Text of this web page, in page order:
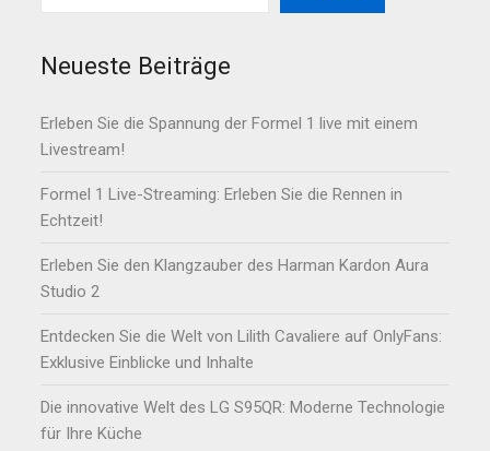
Neueste Beiträge
Erleben Sie die Spannung der Formel 1 live mit einem
Livestream!
Formel 1 Live-Streaming: Erleben Sie die Rennen in
Echtzeit!
Erleben Sie den Klangzauber des Harman Kardon Aura
Studio 2
Entdecken Sie die Welt von Lilith Cavaliere auf OnlyFans:
Exklusive Einblicke und Inhalte
Die innovative Welt des LG S95QR: Moderne Technologie
für Ihre Küche